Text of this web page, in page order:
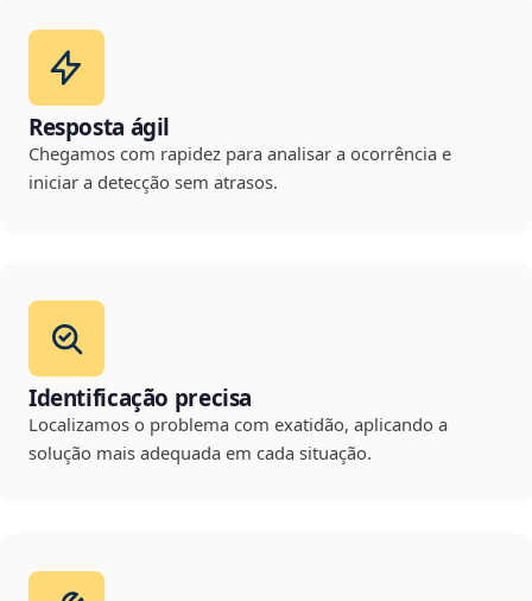
Resposta ágil
Chegamos com rapidez para analisar a ocorrência e
iniciar a detecção sem atrasos.
Identificação precisa
Localizamos o problema com exatidão, aplicando a
solução mais adequada em cada situação.